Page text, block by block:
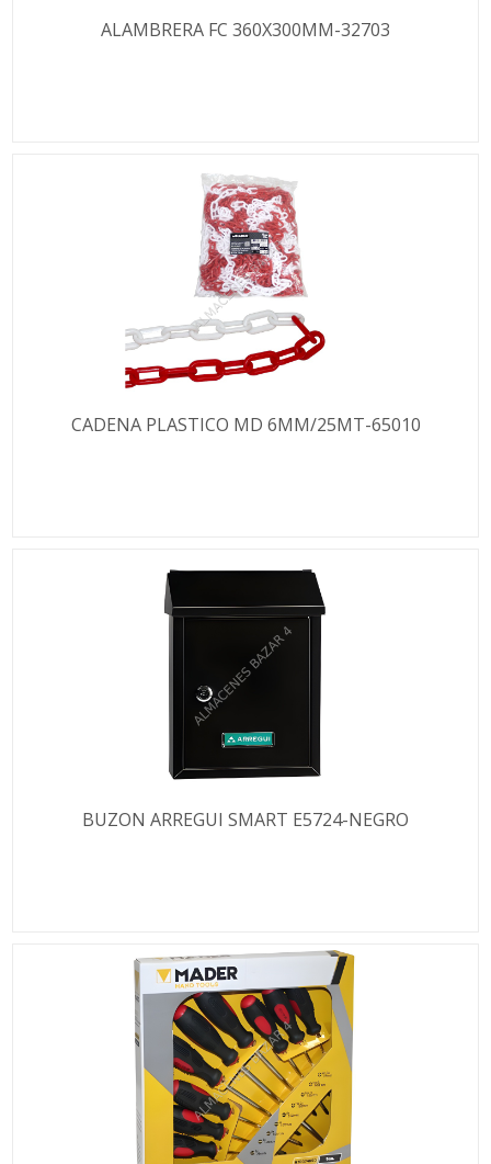
ALAMBRERA FC 360X300MM-32703
CADENA PLASTICO MD 6MM/25MT-65010
BUZON ARREGUI SMART E5724-NEGRO